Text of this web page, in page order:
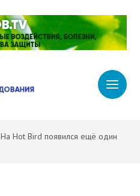
На Hot Bird появился ещё один